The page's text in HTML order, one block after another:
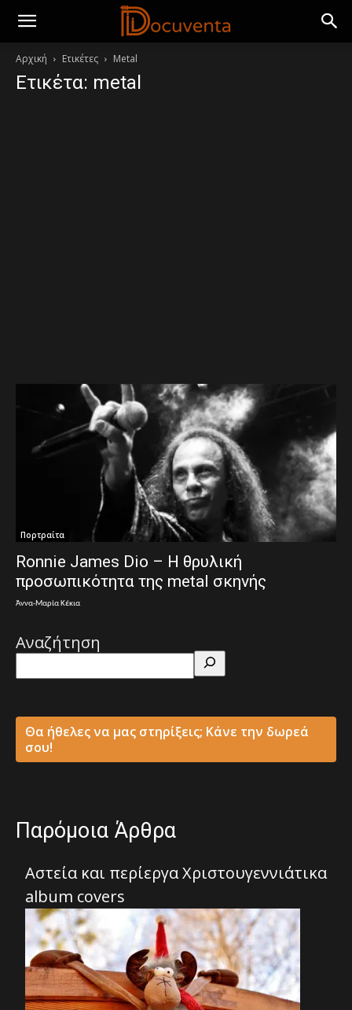
Αρχική Ετικέτες Metal
Ετικέτα: metal
Πορτραίτα
Ronnie James Dio – Η θρυλική
προσωπικότητα της metal σκηνής
Άννα-Μαρία Κέκια
Αναζήτηση
Θα ήθελες να μας στηρίξεις; Κάνε την δωρεά
σου!
Παρόμοια Άρθρα
Αστεία και περίεργα Χριστουγεννιάτικα
album covers